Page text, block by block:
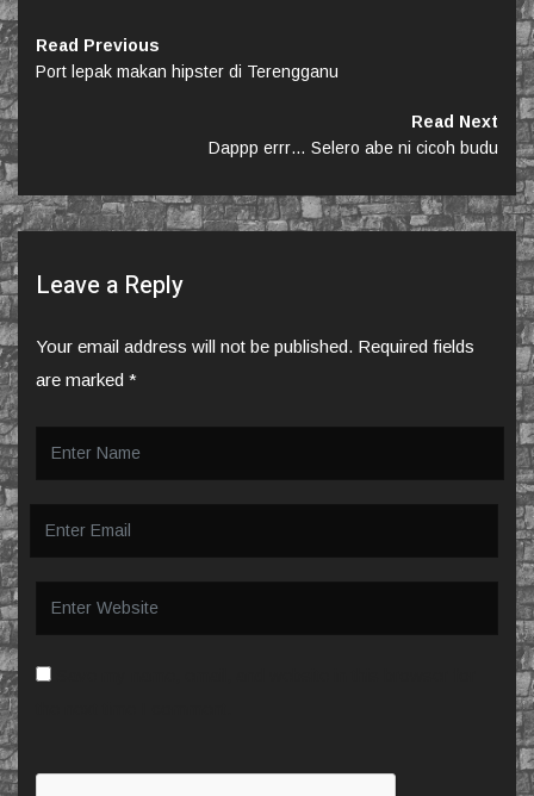
Read Previous
Port lepak makan hipster di Terengganu
Read Next
Dappp errr… Selero abe ni cicoh budu
Leave a Reply
Your email address will not be published. Required fields
are marked *